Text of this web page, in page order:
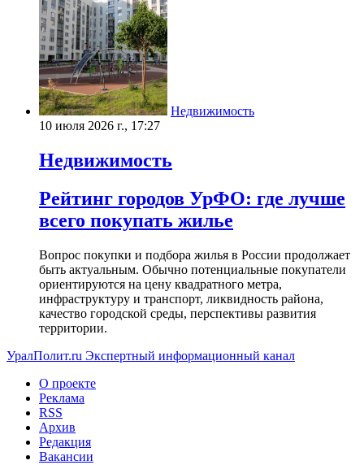
Недвижимость
10 июля 2026 г., 17:27
Недвижимость
Рейтинг городов УрФО: где лучше
всего покупать жилье
Вопрос покупки и подбора жилья в России продолжает
быть актуальным. Обычно потенциальные покупатели
ориентируются на цену квадратного метра,
инфраструктуру и транспорт, ликвидность района,
качество городской среды, перспективы развития
территории.
УралПолит.ru Экспертный информационный канал
О проекте
Реклама
RSS
Архив
Редакция
Вакансии